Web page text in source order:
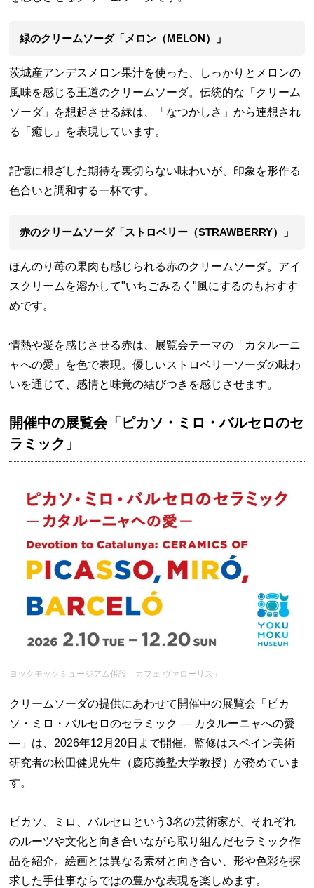
緑のクリームソーダ「メロン（MELON）」
茨城産アンデスメロン果汁を使った、しっかりとメロンの
風味を感じる王道のクリームソーダ。伝統的な「クリーム
ソーダ」を想起させる緑は、「なつかしさ」から連想され
る「癒し」を表現しています。
記憶に根ざした期待を裏切らない味わいが、印象を形作る
色合いと調和する一杯です。
赤のクリームソーダ「ストロベリー（STRAWBERRY）」
ほんのり苺の果肉も感じられる赤のクリームソーダ。アイ
スクリームを溶かして"いちごみるく"風にするのもおすす
めです。
情熱や愛を感じさせる赤は、展覧会テーマの「カタルーニ
ャへの愛」を色で表現。優しいストロベリーソーダの味わ
いを通じて、感情と味覚の結びつきを感じさせます。
開催中の展覧会「ピカソ・ミロ・バルセロのセ
ラミック」
ヨックモックミュージアム併設「カフェ ヴァローリス」
クリームソーダの提供にあわせて開催中の展覧会「ピカ
ソ・ミロ・バルセロのセラミック ― カタルーニャへの愛
―」は、2026年12月20日まで開催。監修はスペイン美術
研究者の松田健児先生（慶応義塾大学教授）が務めていま
す。
ピカソ、ミロ、バルセロという3名の芸術家が、それぞれ
のルーツや文化と向き合いながら取り組んだセラミック作
品を紹介。絵画とは異なる素材と向き合い、形や色彩を探
求した手仕事ならではの豊かな表現を楽しめます。